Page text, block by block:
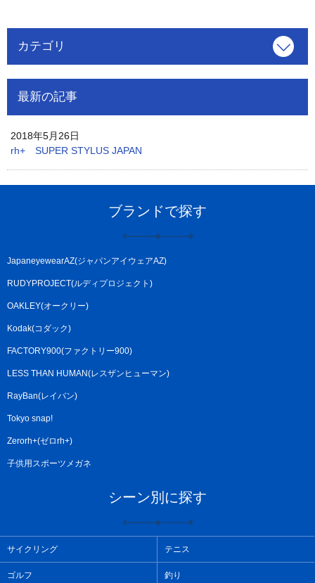
カテゴリ
最新の記事
2018年5月26日
rh+ SUPER STYLUS JAPAN
ブランドで探す
JapaneyewearAZ(ジャパンアイウェアAZ)
RUDYPROJECT(ルディプロジェクト)
OAKLEY(オークリー)
Kodak(コダック)
FACTORY900(ファクトリー900)
LESS THAN HUMAN(レスザンヒューマン)
RayBan(レイバン)
Tokyo snap!
Zerorh+(ゼロrh+)
子供用スポーツメガネ
シーン別に探す
サイクリング
ゴルフ
テニス
釣り